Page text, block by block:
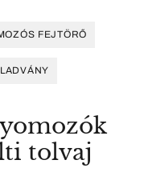
FEJTÖRŐ
tolvaj